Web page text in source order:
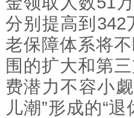
分别提高到 342
老保障体系将
围的扩大和第
费潜力不容小
儿潮”形成的“